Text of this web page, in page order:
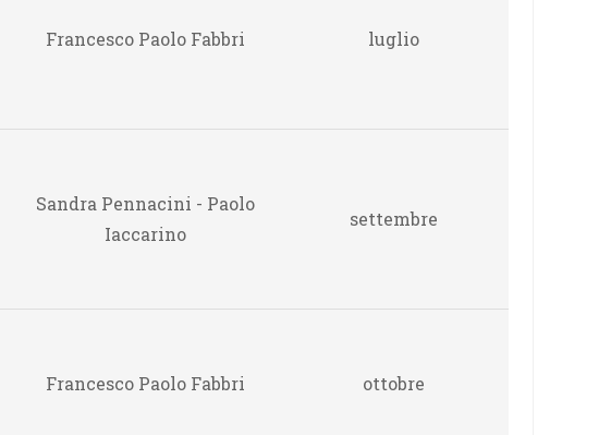
Francesco Paolo Fabbri luglio
Sandra Pennacini - Paolo
Iaccarino
settembre
Francesco Paolo Fabbri ottobre